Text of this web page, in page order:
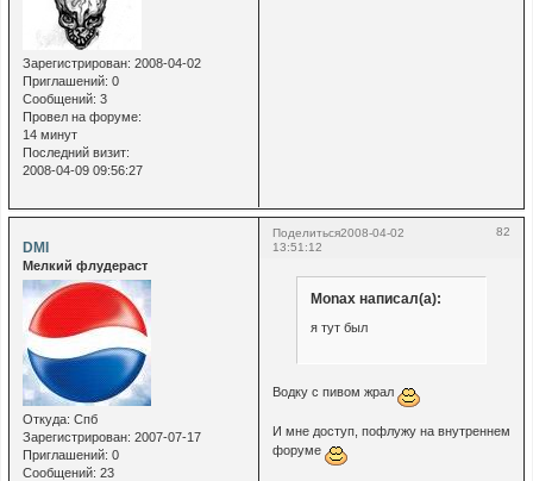
Зарегистрирован: 2008-04-02
Приглашений: 0
Сообщений: 3
Провел на форуме:
14 минут
Последний визит:
2008-04-09 09:56:27
Поделиться 82
2008-04-02
13:51:12
DMI
Мелкий флудераст
Откуда: Спб
Зарегистрирован: 2007-07-17
Приглашений: 0
Сообщений: 23
Monax написал(а):
я тут был
Водку с пивом жрал
И мне доступ, пофлужу на внутреннем
форуме